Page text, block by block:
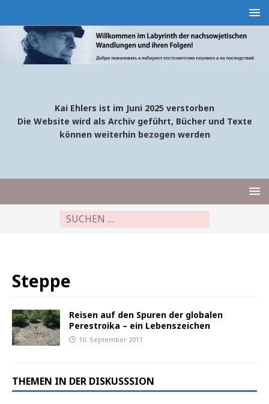
Kai Ehlers ist im Juni 2025 verstorben
Die Website wird als Archiv geführt, Bücher und Texte
können weiterhin bezogen werden
Steppe
Reisen auf den Spuren der globalen
Perestroika – ein Lebenszeichen
10. September 2011
THEMEN IN DER DISKUSSSION